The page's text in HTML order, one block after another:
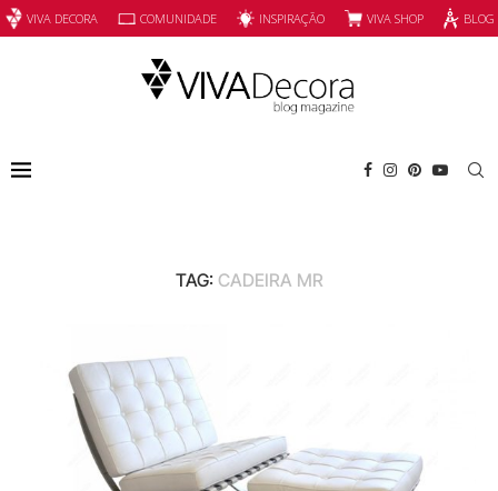
VIVA DECORA COMUNIDADE INSPIRAÇÃO VIVA SHOP
TAG: CADEIRA MR